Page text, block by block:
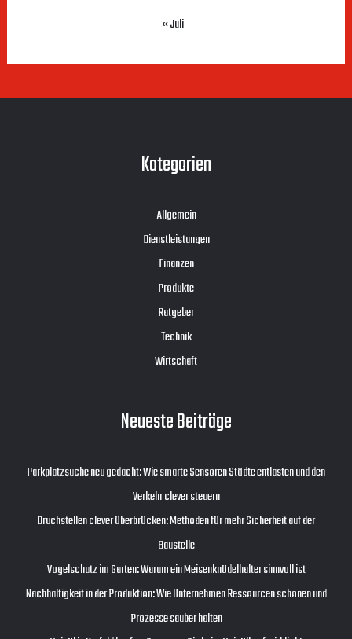
« Juli
Kategorien
Allgemein
Dienstleistungen
Finanzen
Produkte
Ratgeber
Technik
Wirtschaft
Neueste Beiträge
Parkplatzsuche neu gedacht: Wie smarte Sensoren Städte entlasten und den
Verkehr clever steuern
Bruchstellen clever überbrücken: Methoden für mehr Sicherheit auf der
Baustelle
Vogelschutz im Garten: Warum ein Meisenknödelhalter sinnvoll ist
Nachhaltigkeit in der Produktion: Wie Unternehmen Ressourcen schonen und
Prozesse sauber halten